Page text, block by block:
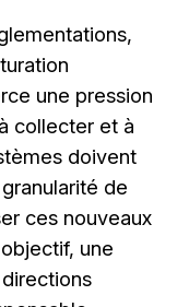
une pression
collecter et à
doivent
de
ces nouveaux
une